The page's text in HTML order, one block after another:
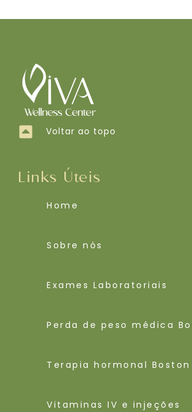
Voltar ao topo
Links Úteis
Home
Sobre nós
Exames Laboratoriais
Perda de peso médica
Terapia hormonal Boston
Vitaminas IV e injeções